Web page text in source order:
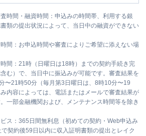
時間・融資時間：申込みの時間帯、利用する銀
類の提出状況によって、当日中の融資ができない
間：お申込時間や審査によりご希望に添えない場
間：21時（日曜日は18時）までの契約手続き完
む）で、当日中に振込みが可能です。審査結果を
〜21時50分（毎月第3日曜日は、8時10分〜19
内容によっては、電話またはメールで審査結果が
一部金融機関および、メンテナンス時間等を除き
ス：365日間無利息（初めての契約・Web申込み
契約後59日以内に収入証明書類の提出とレイク